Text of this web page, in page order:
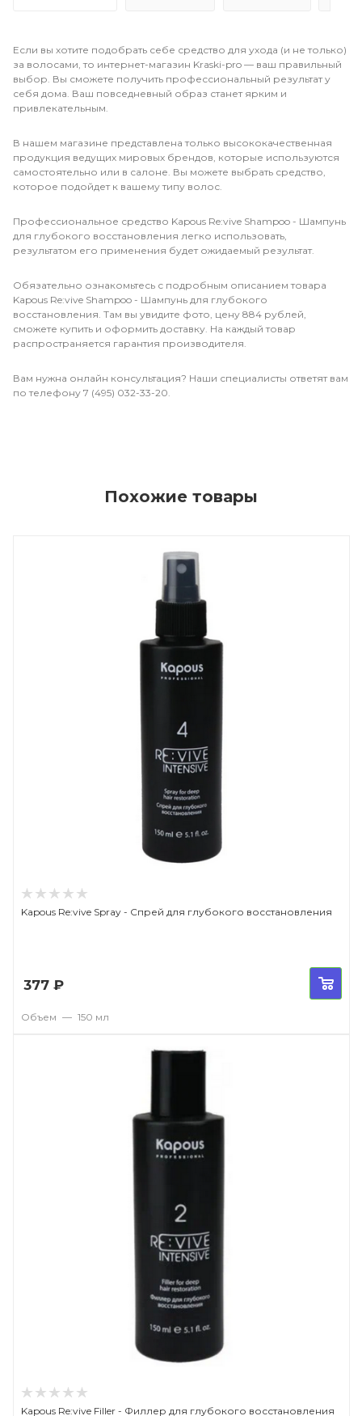
Если вы хотите подобрать себе средство для ухода (и не только)
за волосами, то интернет-магазин Kraski-pro — ваш правильный
выбор. Вы сможете получить профессиональный результат у
себя дома. Ваш повседневный образ станет ярким и
привлекательным.
В нашем магазине представлена только высококачественная
продукция ведущих мировых брендов, которые используются
самостоятельно или в салоне. Вы можете выбрать средство,
которое подойдет к вашему типу волос.
Профессиональное средство Kapous Re:vive Shampoo - Шампунь
для глубокого восстановления легко использовать,
результатом его применения будет ожидаемый результат.
Обязательно ознакомьтесь с подробным описанием товара
Kapous Re:vive Shampoo - Шампунь для глубокого
восстановления. Там вы увидите фото, цену 884 рублей,
сможете купить и оформить доставку. На каждый товар
распространяется гарантия производителя.
Вам нужна онлайн консультация? Наши специалисты ответят вам
по телефону 7 (495) 032-33-20.
Похожие товары
Kapous Re:vive Spray - Спрей для глубокого восстановления
377 ₽
Объем — 150 мл
Kapous Re:vive Filler - Филлер для глубокого восстановления